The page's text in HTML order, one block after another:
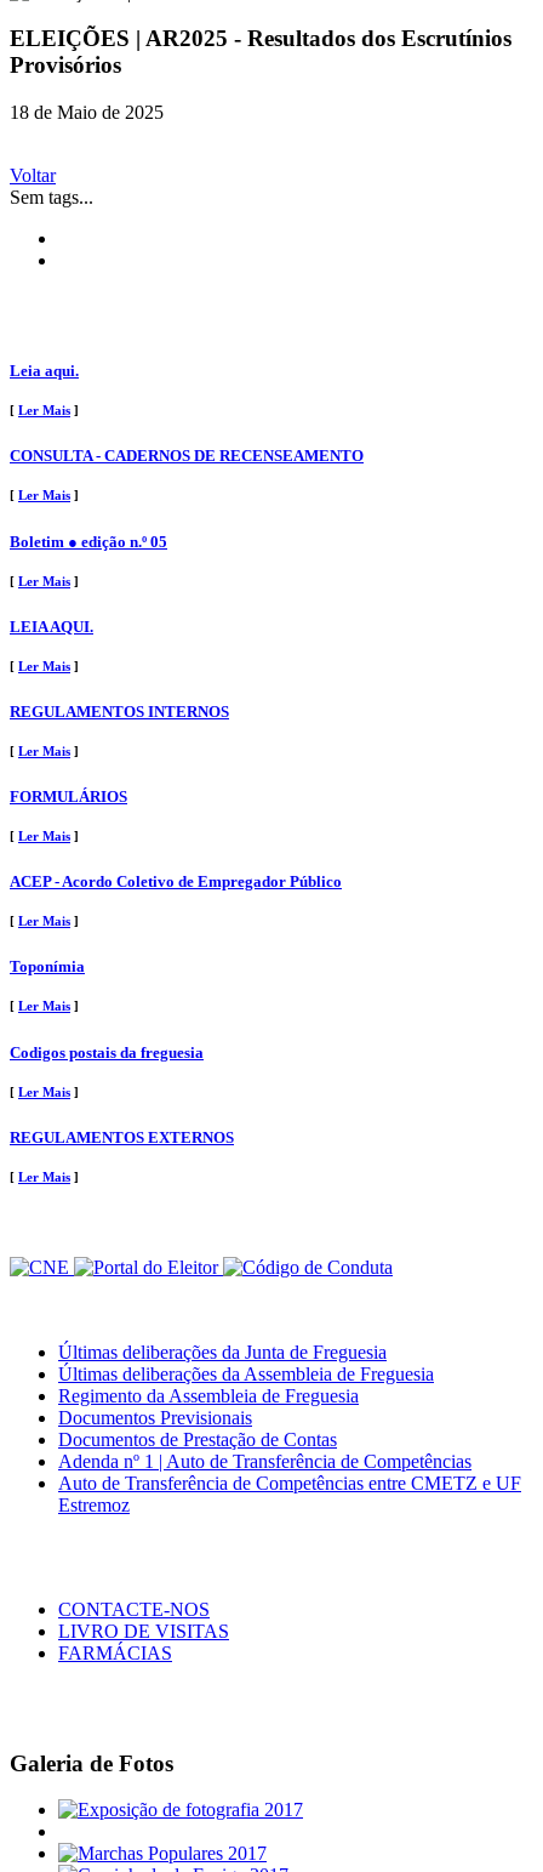
ELEIÇÕES | AR2025 - Resultados dos Escrutínios
Provisórios
18 de Maio de 2025
Voltar
Sem tags...
Leia aqui.
[ Ler Mais ]
CONSULTA - CADERNOS DE RECENSEAMENTO
[ Ler Mais ]
Boletim ● edição n.º 05
[ Ler Mais ]
LEIA AQUI.
[ Ler Mais ]
REGULAMENTOS INTERNOS
[ Ler Mais ]
FORMULÁRIOS
[ Ler Mais ]
ACEP - Acordo Coletivo de Empregador Público
[ Ler Mais ]
Toponímia
[ Ler Mais ]
Codigos postais da freguesia
[ Ler Mais ]
REGULAMENTOS EXTERNOS
[ Ler Mais ]
Últimas deliberações da Junta de Freguesia
Últimas deliberações da Assembleia de Freguesia
Regimento da Assembleia de Freguesia
Documentos Previsionais
Documentos de Prestação de Contas
Adenda nº 1 | Auto de Transferência de Competências
Auto de Transferência de Competências entre CMETZ e UF
Estremoz
CONTACTE-NOS
LIVRO DE VISITAS
FARMÁCIAS
Galeria de Fotos